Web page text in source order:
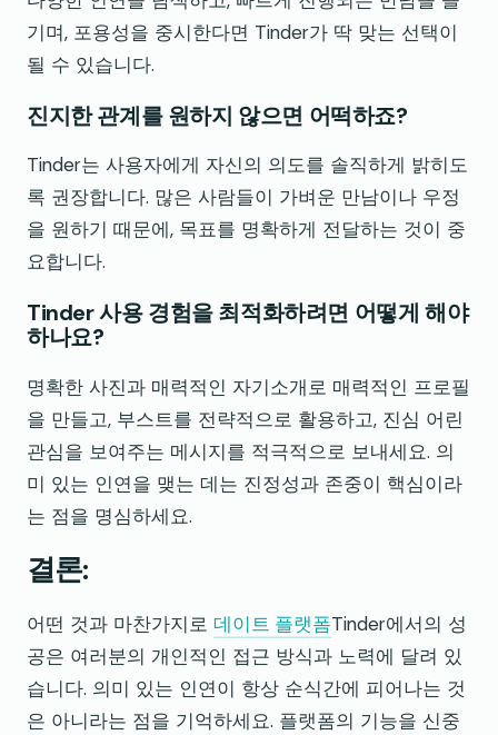
기며, 포용성을 중시한다면 Tinder가 딱 맞는 선택이
될 수 있습니다.
진지한 관계를 원하지 않으면 어떡하죠?
Tinder는 사용자에게 자신의 의도를 솔직하게 밝히도
록 권장합니다. 많은 사람들이 가벼운 만남이나 우정
을 원하기 때문에, 목표를 명확하게 전달하는 것이 중
요합니다.
Tinder 사용 경험을 최적화하려면 어떻게 해야
하나요?
명확한 사진과 매력적인 자기소개로 매력적인 프로필
을 만들고, 부스트를 전략적으로 활용하고, 진심 어린
관심을 보여주는 메시지를 적극적으로 보내세요. 의
미 있는 인연을 맺는 데는 진정성과 존중이 핵심이라
는 점을 명심하세요.
결론:
어떤 것과 마찬가지로 데이트 플랫폼Tinder에서의 성
공은 여러분의 개인적인 접근 방식과 노력에 달려 있
습니다. 의미 있는 인연이 항상 순식간에 피어나는 것
은 아니라는 점을 기억하세요. 플랫폼의 기능을 신중